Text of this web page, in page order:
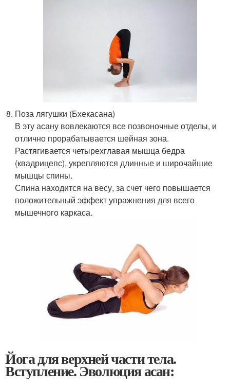
Поза лягушки (Бхекасана)
В эту асану вовлекаются все позвоночные отделы, и
отлично прорабатывается шейная зона.
Растягивается четырехглавая мышца бедра
(квадрицепс), укрепляются длинные и широчайшие
мышцы спины.
Спина находится на весу, за счет чего повышается
положительный эффект упражнения для всего
мышечного каркаса.
Йога для верхней части тела.
Вступление. Эволюция асан: